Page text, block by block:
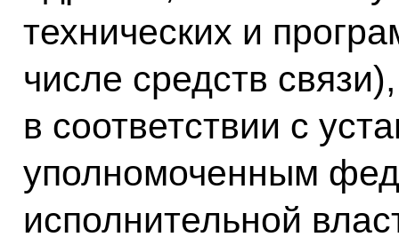
технических и
числе средств
в соответствии с
уполномоченным
исполнительной